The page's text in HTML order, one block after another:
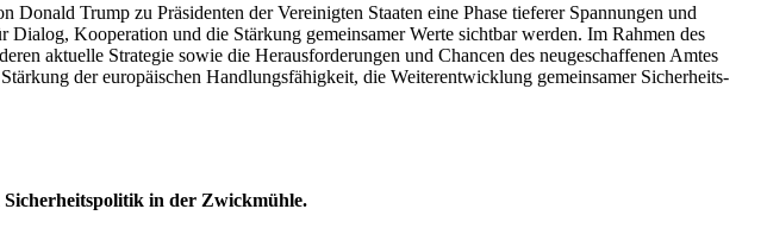
Trump zu Präsidenten der Vereinigten Staaten eine Phase tieferer Spannungen und
Kooperation und die Stärkung gemeinsamer Werte sichtbar werden. Im Rahmen des
aktuelle Strategie sowie die Herausforderungen und Chancen des neugeschaffenen Amtes
der europäischen Handlungsfähigkeit, die Weiterentwicklung gemeinsamer Sicherheits-
Sicherheitspolitik in der Zwickmühle.